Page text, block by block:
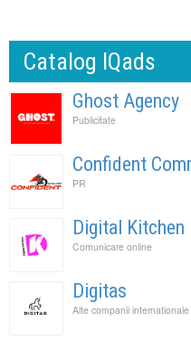
Catalog IQads
Ghost Agency
Publicitate
Confident
PR
Digital Kitchen
Comunicare online
Digitas
Alte companii